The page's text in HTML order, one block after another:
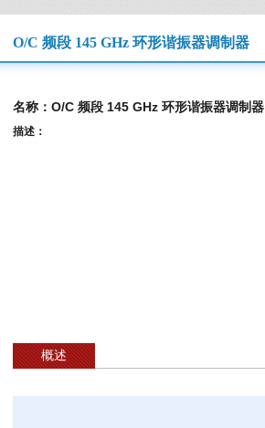
O/C 频段 145 GHz 环形谐振器调制器
名称：O/C 频段 145 GHz 环形谐振器调制器
描述：
概述